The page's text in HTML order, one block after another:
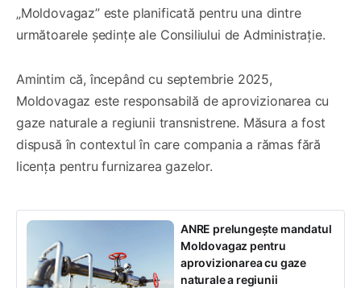
„Moldovagaz” este planificată pentru una dintre
următoarele ședințe ale Consiliului de Administrație.
Amintim că, începând cu septembrie 2025,
Moldovagaz este responsabilă de aprovizionarea cu
gaze naturale a regiunii transnistrene. Măsura a fost
dispusă în contextul în care compania a rămas fără
licența pentru furnizarea gazelor.
ANRE prelungește mandatul
Moldovagaz pentru
aprovizionarea cu gaze
naturale a regiunii